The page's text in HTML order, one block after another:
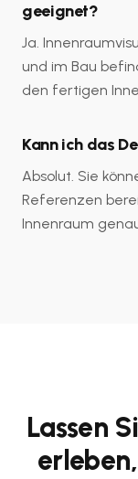
geeignet?
Ja.
und im Bau
den fertigen
Kann ich das
Absolut. Sie
Referenzen
Innenraum
Lassen